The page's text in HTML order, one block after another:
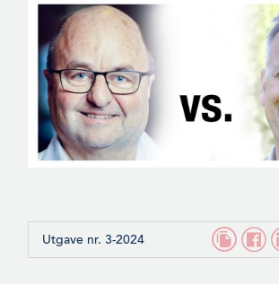
Utgave nr. 3-2024